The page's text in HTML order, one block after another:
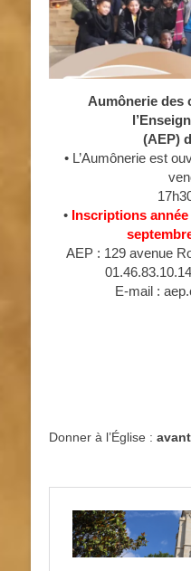
Aumônerie des
(AEP)
• L’Aumônerie est
• Inscriptions année
AEP : 129 avenue
E-mail :
Donner à l’Église :